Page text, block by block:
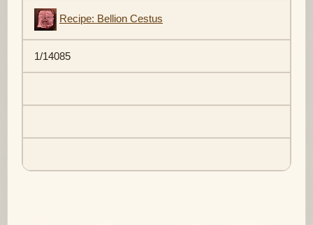
Recipe: Bellion Cestus
1/14085